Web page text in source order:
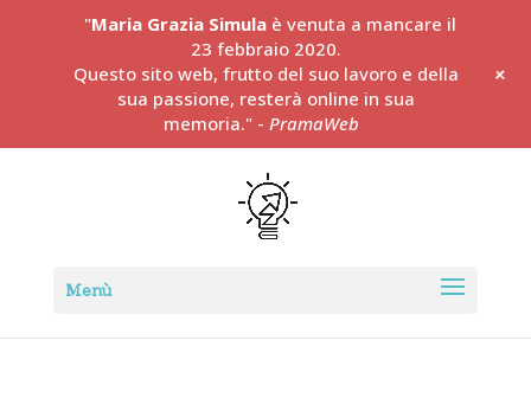
"Maria Grazia Simulaè venuta a mancare il
23 febbraio 2020.
Questo sito web, frutto del suo lavoro e della
sua passione, resterà online in sua
memoria." - PramaWeb
+